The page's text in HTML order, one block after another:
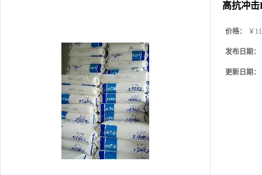
高抗冲击
价格： ￥
发布日期：
更新日期：